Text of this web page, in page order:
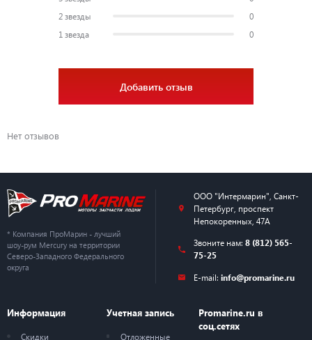
2 звезды
0
1 звезда
0
Добавить отзыв
Нет отзывов
* Компания ПроМарин - лучший
шоу-рум Mercury на территории
Северо-Западного Федерального
округа
ООО "Интермарин" Санкт-
Петербург, проспект
Непокоренных, 47А
Звоните нам: 8 (812) 565-
75-25
E-mail: info@promarine.ru
Информация
Скидки
Учетная запись
Отложенные
Promarine.ru в
соц.сетях